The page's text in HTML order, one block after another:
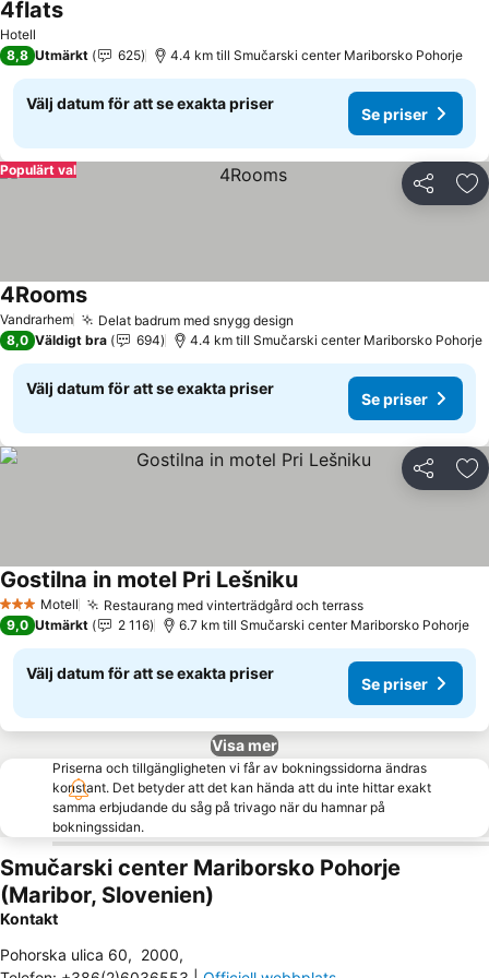
Hotell
4flatsSe priser
8,8 Utmärkt 625 4.4 km till Smučarski center Mariborsko Pohorje
Välj datum för att se exakta priser
Se priser
Dela
Populärt val
Vandrarhem Delat badrum med snygg design
4RoomsSe priser
8,0 Väldigt bra 694 4.4 km till Smučarski center Mariborsko Pohorje
Välj datum för att se exakta priser
Se priser
Dela
3 StjärnorMotell Restaurang med vinterträdgård och terrassSe priser
Gostilna in motel Pri LešnikuSe priser
9,0 Utmärkt 2 116 6.7 km till Smučarski center Mariborsko Pohorje
Välj datum för att se exakta priser
Se priser
Visa mer
Priserna och tillgängligheten vi får av bokningssidorna ändras
konstant. Det betyder att det kan hända att du inte hittar exakt
samma erbjudande du såg på trivago när du hamnar på
bokningssidan.
Smučarski center Mariborsko Pohorje
(Maribor, Slovenien)
Kontakt
Pohorska ulica 60, 2000,